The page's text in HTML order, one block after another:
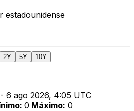
estadounidense
2Y 5Y 10Y
6 ago 2026, 4:05 UTC
: 0 Máximo: 0